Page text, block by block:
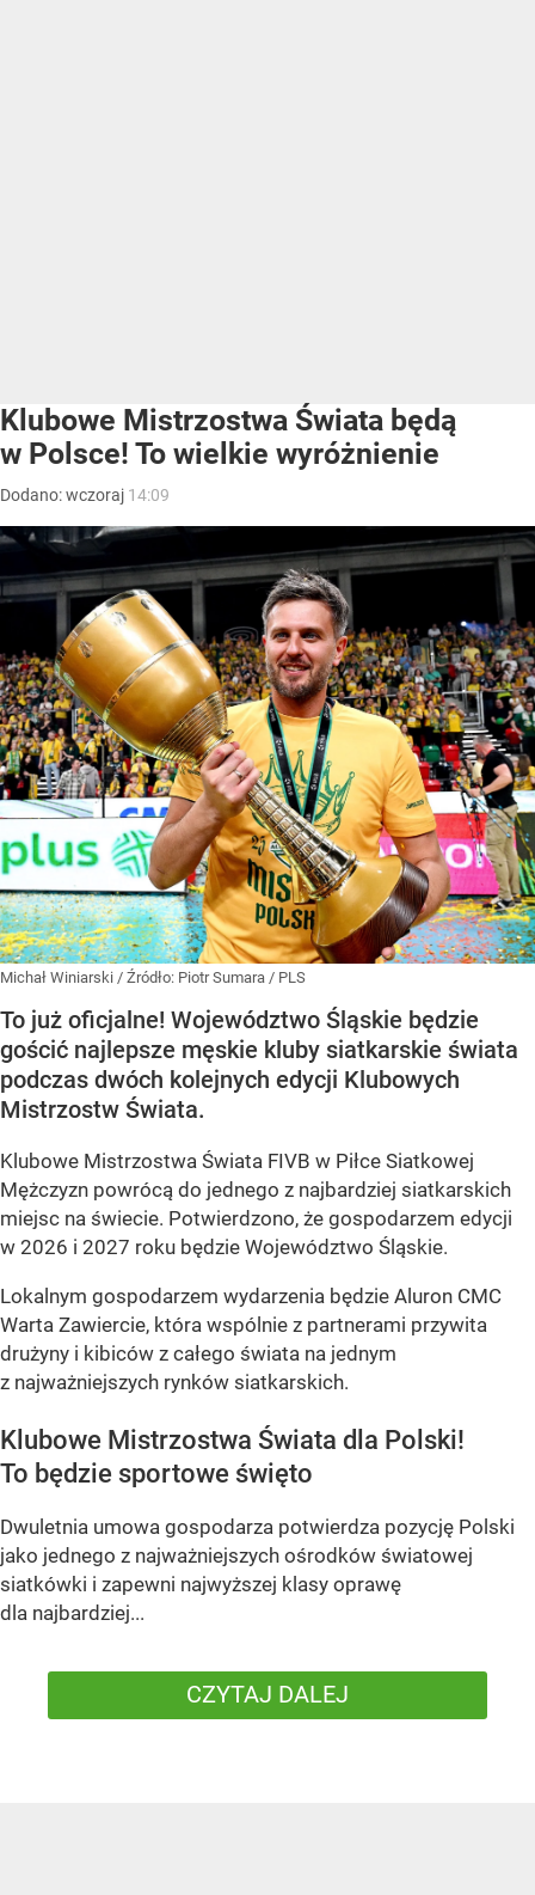
Klubowe Mistrzostwa Świata będą
w Polsce! To wielkie wyróżnienie
Dodano:wczoraj 14:09
Michał Winiarski / Źródło: Piotr Sumara / PLS
To już oficjalne! Województwo Śląskie będzie
gościć najlepsze męskie kluby siatkarskie świata
podczas dwóch kolejnych edycji Klubowych
Mistrzostw Świata.
Klubowe Mistrzostwa Świata FIVB w Piłce Siatkowej
Mężczyzn powrócą do jednego z najbardziej siatkarskich
miejsc na świecie. Potwierdzono, że gospodarzem edycji
w 2026 i 2027 roku będzie Województwo Śląskie.
Lokalnym gospodarzem wydarzenia będzie Aluron CMC
Warta Zawiercie, która wspólnie z partnerami przywita
drużyny i kibiców z całego świata na jednym
z najważniejszych rynków siatkarskich.
Klubowe Mistrzostwa Świata dla Polski!
To będzie sportowe święto
Dwuletnia umowa gospodarza potwierdza pozycję Polski
jako jednego z najważniejszych ośrodków światowej
siatkówki i zapewni najwyższej klasy oprawę
dla najbardziej...
CZYTAJ DALEJ